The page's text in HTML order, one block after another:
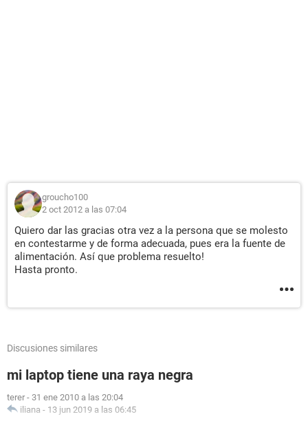
groucho100
2 oct 2012 a las 07:04
Quiero dar las gracias otra vez a la persona que se molesto
en contestarme y de forma adecuada, pues era la fuente de
alimentación. Así que problema resuelto!
Hasta pronto.
Discusiones similares
mi laptop tiene una raya negra
terer - 31 ene 2010 a las 20:04
iliana - 13 jun 2019 a las 06:45